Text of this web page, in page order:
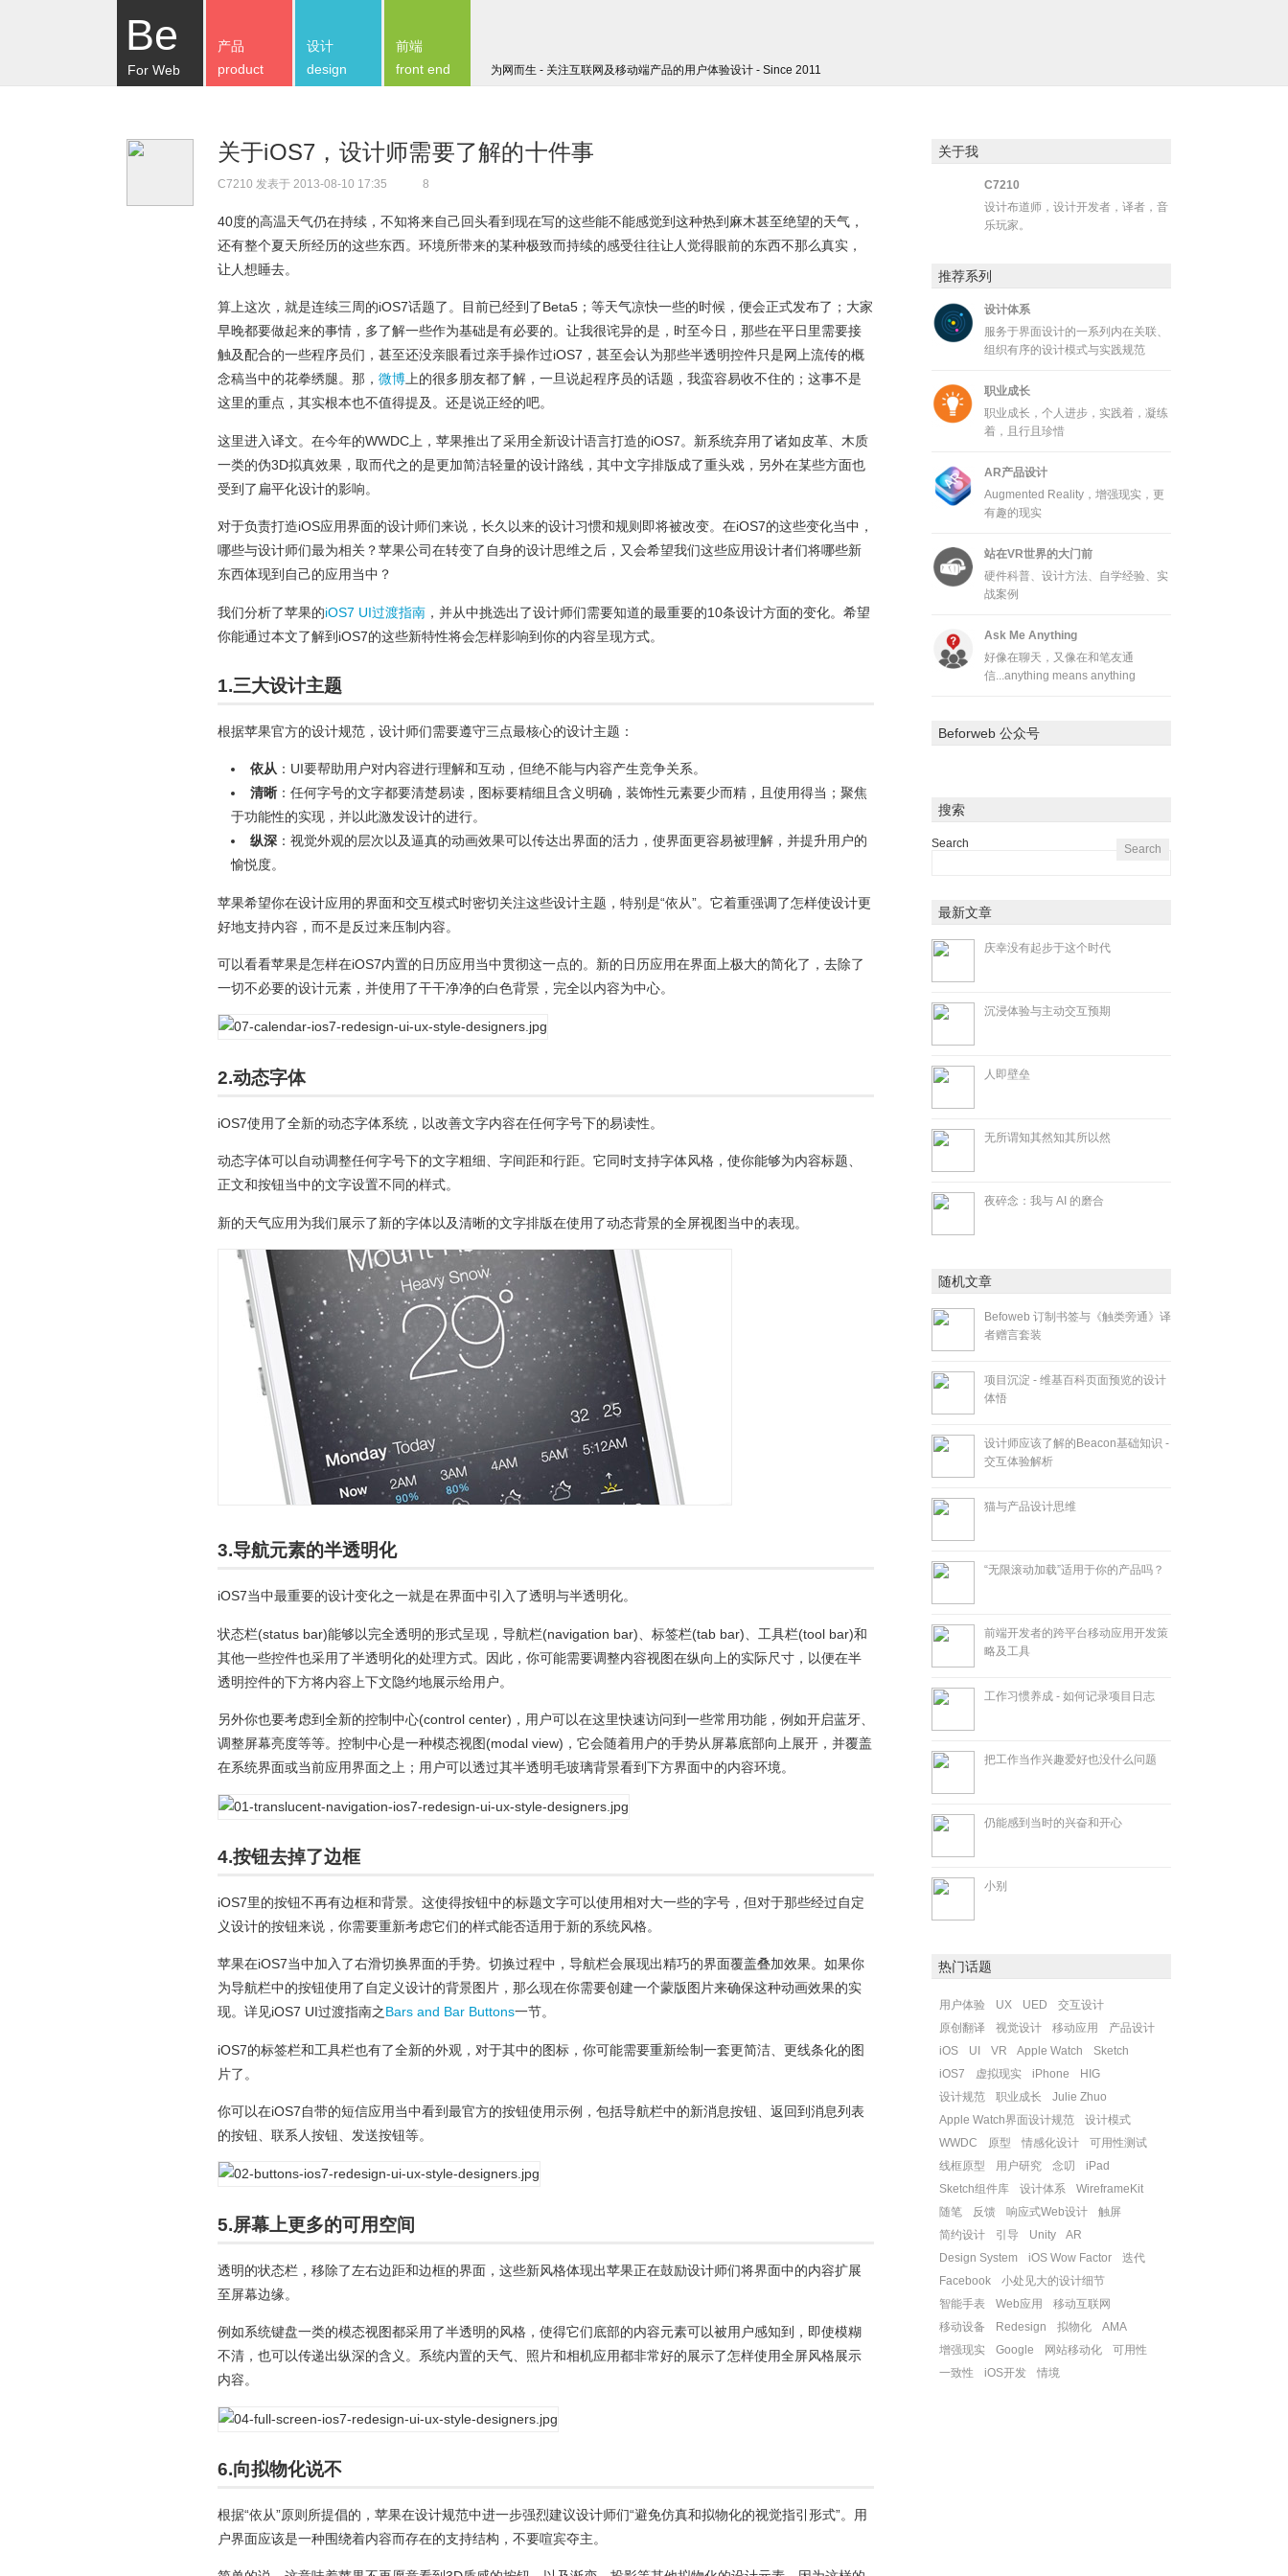
Be
For Web 为网而生 - 关注互联网及移动端产品的用户体验设计 - Since 2011
产品
product
设计
design
前端
front end
关于iOS7，设计师需要了解的十件事
C7210 发表于 2013-08-10 17:35 8
40度的高温天气仍在持续，不知将来自己回头看到现在写的这些能不能感觉到这种热到麻木甚至绝望的天气，
还有整个夏天所经历的这些东西。环境所带来的某种极致而持续的感受往往让人觉得眼前的东西不那么真实，
让人想睡去。
算上这次，就是连续三周的iOS7话题了。目前已经到了Beta5；等天气凉快一些的时候，便会正式发布了；大家
早晚都要做起来的事情，多了解一些作为基础是有必要的。让我很诧异的是，时至今日，那些在平日里需要接
触及配合的一些程序员们，甚至还没亲眼看过亲手操作过iOS7，甚至会认为那些半透明控件只是网上流传的概
念稿当中的花拳绣腿。那， 微博上的很多朋友都了解，一旦说起程序员的话题，我蛮容易收不住的；这事不是
这里的重点，其实根本也不值得提及。还是说正经的吧。
这里进入译文。在今年的WWDC上，苹果推出了采用全新设计语言打造的iOS7。新系统弃用了诸如皮革、木质
一类的伪3D拟真效果，取而代之的是更加简洁轻量的设计路线，其中文字排版成了重头戏，另外在某些方面也
受到了扁平化设计的影响。
对于负责打造iOS应用界面的设计师们来说，长久以来的设计习惯和规则即将被改变。在iOS7的这些变化当中，
哪些与设计师们最为相关？苹果公司在转变了自身的设计思维之后，又会希望我们这些应用设计者们将哪些新
东西体现到自己的应用当中？
我们分析了苹果的iOS7 UI过渡指南 ，并从中挑选出了设计师们需要知道的最重要的10条设计方面的变化。希望
你能通过本文了解到iOS7的这些新特性将会怎样影响到你的内容呈现方式。
1.三大设计主题
根据苹果官方的设计规范，设计师们需要遵守三点最核心的设计主题：
依从：UI要帮助用户对内容进行理解和互动，但绝不能与内容产生竞争关系。
清晰：任何字号的文字都要清楚易读，图标要精细且含义明确，装饰性元素要少而精，且使用得当；聚焦
于功能性的实现，并以此激发设计的进行。
纵深：视觉外观的层次以及逼真的动画效果可以传达出界面的活力，使界面更容易被理解，并提升用户的
愉悦度。
苹果希望你在设计应用的界面和交互模式时密切关注这些设计主题，特别是“依从”。它着重强调了怎样使设计更
好地支持内容，而不是反过来压制内容。
可以看看苹果是怎样在iOS7内置的日历应用当中贯彻这一点的。新的日历应用在界面上极大的简化了，去除了
一切不必要的设计元素，并使用了干干净净的白色背景，完全以内容为中心。
2.动态字体
iOS7使用了全新的动态字体系统，以改善文字内容在任何字号下的易读性。
动态字体可以自动调整任何字号下的文字粗细、字间距和行距。它同时支持字体风格，使你能够为内容标题、
正文和按钮当中的文字设置不同的样式。
新的天气应用为我们展示了新的字体以及清晰的文字排版在使用了动态背景的全屏视图当中的表现。
3.导航元素的半透明化
iOS7当中最重要的设计变化之一就是在界面中引入了透明与半透明化。
状态栏(status bar)能够以完全透明的形式呈现，导航栏(navigation bar)、标签栏(tab bar)、工具栏(tool bar)和
其他一些控件也采用了半透明化的处理方式。因此，你可能需要调整内容视图在纵向上的实际尺寸，以便在半
透明控件的下方将内容上下文隐约地展示给用户。
另外你也要考虑到全新的控制中心(control center)，用户可以在这里快速访问到一些常用功能，例如开启蓝牙、
调整屏幕亮度等等。控制中心是一种模态视图(modal view)，它会随着用户的手势从屏幕底部向上展开，并覆盖
在系统界面或当前应用界面之上；用户可以透过其半透明毛玻璃背景看到下方界面中的内容环境。
4.按钮去掉了边框
iOS7里的按钮不再有边框和背景。这使得按钮中的标题文字可以使用相对大一些的字号，但对于那些经过自定
义设计的按钮来说，你需要重新考虑它们的样式能否适用于新的系统风格。
苹果在iOS7当中加入了右滑切换界面的手势。切换过程中，导航栏会展现出精巧的界面覆盖叠加效果。如果你
为导航栏中的按钮使用了自定义设计的背景图片，那么现在你需要创建一个蒙版图片来确保这种动画效果的实
现。详见iOS7 UI过渡指南之Bars and Bar Buttons一节。
iOS7的标签栏和工具栏也有了全新的外观，对于其中的图标，你可能需要重新绘制一套更简洁、更线条化的图
片了。
你可以在iOS7自带的短信应用当中看到最官方的按钮使用示例，包括导航栏中的新消息按钮、返回到消息列表
的按钮、联系人按钮、发送按钮等。
5.屏幕上更多的可用空间
透明的状态栏，移除了左右边距和边框的界面，这些新风格体现出苹果正在鼓励设计师们将界面中的内容扩展
至屏幕边缘。
例如系统键盘一类的模态视图都采用了半透明的风格，使得它们底部的内容元素可以被用户感知到，即使模糊
不清，也可以传递出纵深的含义。系统内置的天气、照片和相机应用都非常好的展示了怎样使用全屏风格展示
内容。
6.向拟物化说不
根据“依从”原则所提倡的，苹果在设计规范中进一步强烈建议设计师们“避免仿真和拟物化的视觉指引形式”。用
户界面应该是一种围绕着内容而存在的支持结构，不要喧宾夺主。
关于我
C7210
设计布道师，设计开发者，译者，音
乐玩家。
推荐系列
设计体系
服务于界面设计的一系列内在关联、
组织有序的设计模式与实践规范
职业成长
职业成长，个人进步，实践着，凝练
着，且行且珍惜
AR产品设计
Augmented Reality，增强现实，更
有趣的现实
站在VR世界的大门前
硬件科普、设计方法、自学经验、实
战案例
Ask Me Anything
好像在聊天，又像在和笔友通
信...anything means anything
Beforweb 公众号
搜索
Search
最新文章
庆幸没有起步于这个时代
沉浸体验与主动交互预期
人即壁垒
无所谓知其然知其所以然
夜碎念：我与 AI 的磨合
随机文章
Befoweb 订制书签与《触类旁通》译
者赠言套装
项目沉淀 - 维基百科页面预览的设计
体悟
设计师应该了解的Beacon基础知识 -
交互体验解析
猫与产品设计思维
“无限滚动加载”适用于你的产品吗？
前端开发者的跨平台移动应用开发策
略及工具
工作习惯养成 - 如何记录项目日志
把工作当作兴趣爱好也没什么问题
仍能感到当时的兴奋和开心
小别
热门话题
用户体验 UX UED
交互设计
原创翻译
视觉设计 移动应用
产品设计
iOS
UI VR Apple Watch
Sketch
iOS7
虚拟现实 iPhone
HIG
设计规范
职业成长
Julie Zhuo
Apple Watch界面设计规范
设计模式
WWDC
原型 情感化设计
可用性测试
线框原型
用户研究 念叨
iPad
Sketch组件库
设计体系
WireframeKit
随笔
反馈 响应式Web设计
触屏
简约设计
引导 Unity
AR
Design System
iOS Wow Factor
迭代
Facebook
小处见大的设计细节
智能手表
Web应用
移动互联网
移动设备
Redesign 拟物化
AMA
增强现实
Google 网站移动化
可用性
一致性
iOS开发 情境